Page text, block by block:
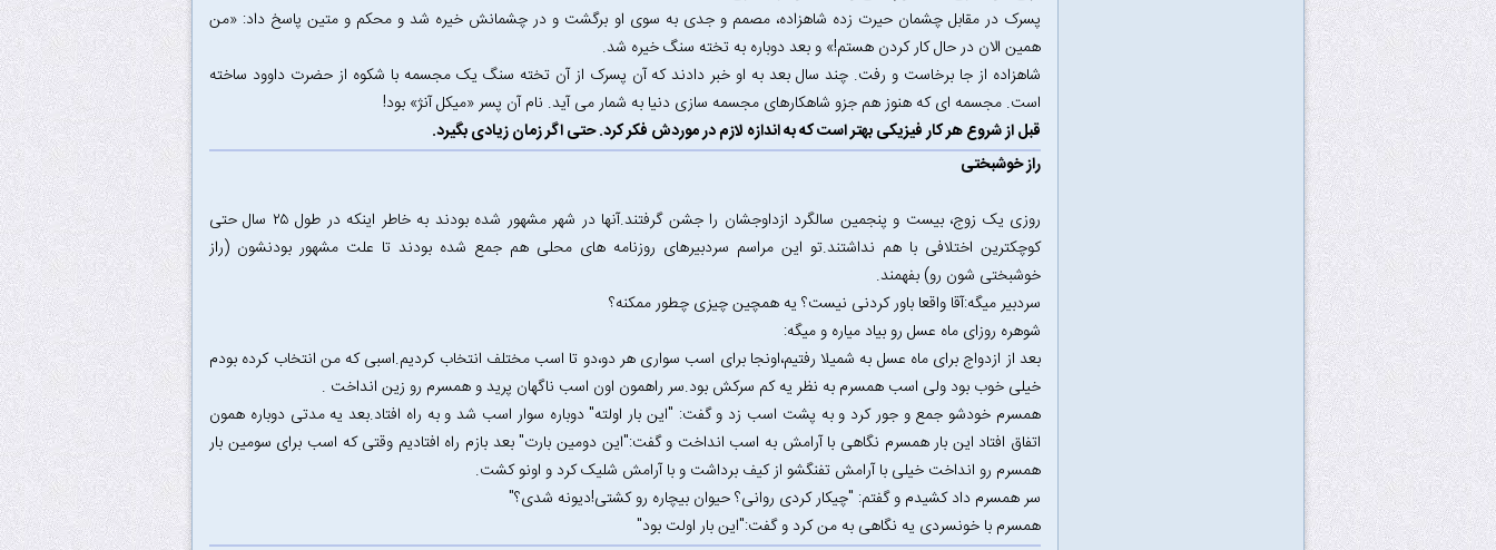
پسرک در مقابل چشمان حیرت زده شاهزاده، مصمم و جدی به سوی او برگشت و در چشمانش خیره شد و محکم و متین پاسخ داد: «من
همین الان در حال کار کردن هستم!» و بعد دوباره به تخته سنگ خیره شد.
شاهزاده از جا برخاست و رفت. چند سال بعد به او خبر دادند که آن پسرک از آن تخته سنگ یک مجسمه با شکوه از حضرت داوود ساخته
است. مجسمه ای که هنوز هم جزو شاهکارهای مجسمه سازی دنیا به شمار می آید. نام آن پسر «میکل آنژ» بود!
قبل از شروع هر کار فیزیکی بهتر است که به اندازه لازم در موردش فکر کرد. حتی اگر زمان زیادی بگیرد.
راز خوشبختی
روزی یک زوج‌، بیست و پنجمین سالگرد ازداوجشان را جشن گرفتند.آنها در شهر مشهور شده بودند به خاطر اینکه در طول ۲۵ سال حتی
کوچکترین اختلافی با هم نداشتند.تو این مراسم سردبیرهای روزنامه های محلی هم جمع شده بودند تا علت مشهور بودنشون (راز
خوشبختی شون رو) بفهمند.
سردبیر میگه:آقا واقعا باور کردنی نیست؟ یه همچین چیزی چطور ممکنه؟
شوهره روزای ماه عسل رو بیاد میاره و میگه:
بعد از ازدواج برای ماه عسل به شمیلا رفتیم،اونجا برای اسب سواری هر دو،دو تا اسب مختلف انتخاب کردیم.اسبی که من انتخاب کرده بودم
خیلی خوب بود ولی اسب همسرم به نظر یه کم سرکش بود.سر راهمون اون اسب ناگهان پرید و همسرم رو زین انداخت .
همسرم خودشو جمع و جور کرد و به پشت اسب زد و گفت: "این بار اولته" دوباره سوار اسب شد و به راه افتاد.بعد یه مدتی دوباره همون
اتفاق افتاد این بار همسرم نگاهی با آرامش به اسب انداخت و گفت:"این دومین بارت" بعد بازم راه افتادیم وقتی که اسب برای سومین بار
همسرم رو انداخت خیلی با آرامش تفنگشو از کیف برداشت و با آرامش شلیک کرد و اونو کشت.
سر همسرم داد کشیدم و گفتم: "چیکار کردی روانی؟ حیوان بیچاره رو کشتی!دیونه شدی؟"
همسرم با خونسردی یه نگاهی به من کرد و گفت:"این بار اولت بود"